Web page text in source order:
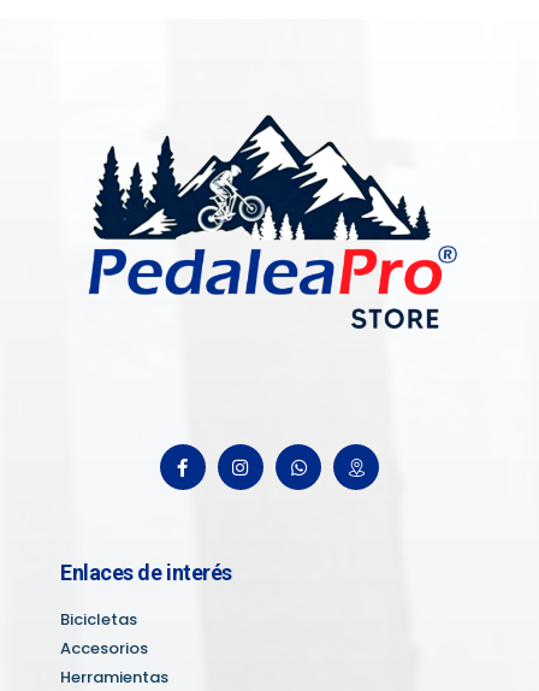
Enlaces de interés
Bicicletas
Accesorios
Herramientas